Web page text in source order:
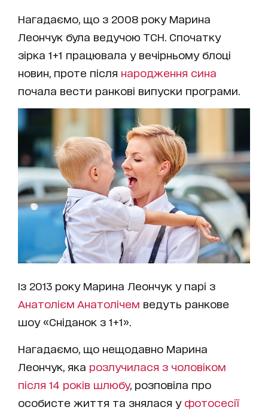
Нагадаємо, що з 2008 року Марина
Леончук була ведучою ТСН. Спочатку
зірка 1+1 працювала у вечірньому блоці
новин, проте після народження сина
почала вести ранкові випуски програми.
Із 2013 року Марина Леончук у парі з
Анатолієм Анатолічем ведуть ранкове
шоу «Сніданок з 1+1».
Нагадаємо, що нещодавно Марина
Леончук, яка розлучилася з чоловіком
після 14 років шлюбу, розповіла про
особисте життя та знялася у фотосесії